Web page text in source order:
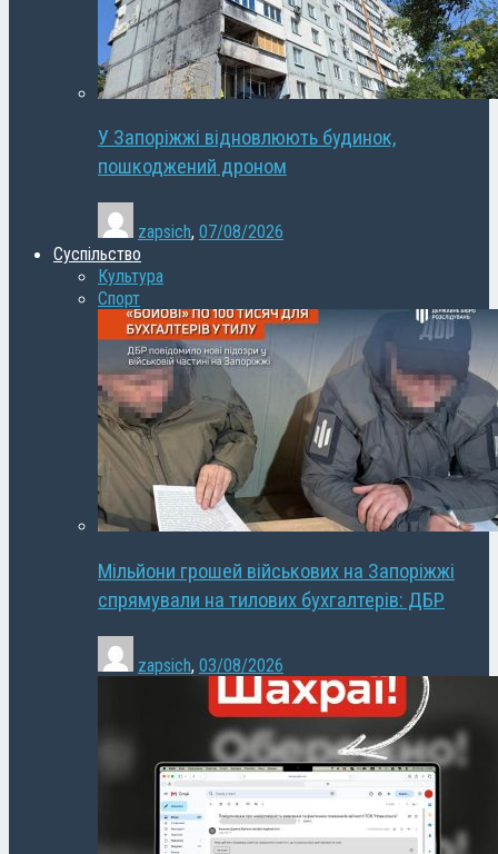
У Запоріжжі відновлюють будинок,
пошкоджений дроном
zapsich, 07/08/2026
Суспільство
Культура
Спорт
Мільйони грошей військових на Запоріжжі
спрямували на тилових бухгалтерів: ДБР
zapsich, 03/08/2026